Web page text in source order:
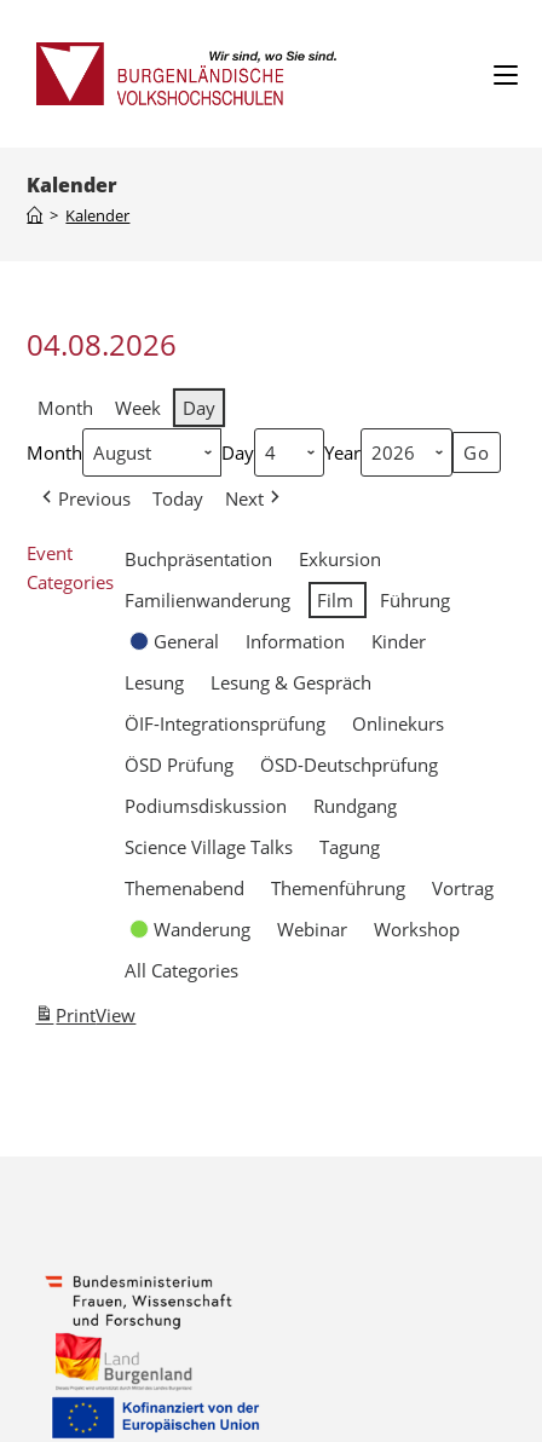
Kalender
> Kalender
04.08.2026
Month Week
Day
Month
Day
Year
Previous
Today Next
Event
Categories
Buchpräsentation
Exkursion
Familienwanderung
Film
Führung
General
Information
Kinder
Lesung
Lesung & Gespräch
ÖIF-Integrationsprüfung
Onlinekurs
ÖSD Prüfung
ÖSD-Deutschprüfung
Podiumsdiskussion
Rundgang
Science Village Talks
Tagung
Themenabend
Themenführung
Vortrag
Wanderung
Webinar
Workshop
All Categories
PrintView